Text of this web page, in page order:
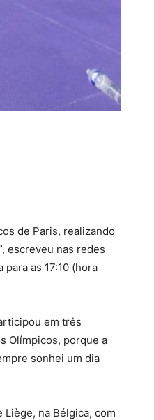
de Paris, realizando
escreveu nas redes
as 17:10 (hora
em três
Olímpicos, porque a
sonhei um dia
na Bélgica, com